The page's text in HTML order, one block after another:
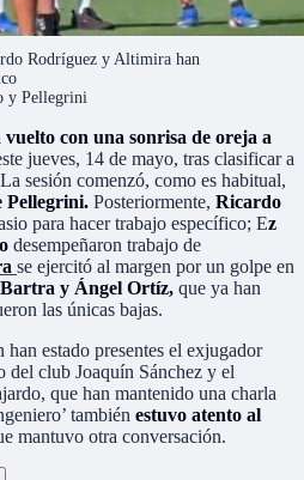
Rodríguez y Altimira han
y Pellegrini
vuelto con una sonrisa de oreja a
jueves, 14 de mayo, tras clasificar a
sesión comenzó, como es habitual,
Pellegrini. Posteriormente, Ricardo
para hacer trabajo específico; Ez
desempeñaron trabajo de
se ejercitó al margen por un golpe en
Bartra y Ángel Ortíz, que ya han
las únicas bajas.
estado presentes el exjugador
del club Joaquín Sánchez y el
que han mantenido una charla
también estuvo atento al
mantuvo otra conversación.